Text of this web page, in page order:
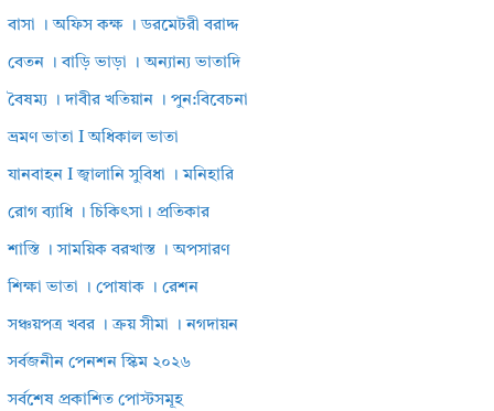
বাসা । অফিস কক্ষ । ডরমেটরী বরাদ্দ
বেতন । বাড়ি ভাড়া । অন্যান্য ভাতাদি
বৈষম্য । দাবীর খতিয়ান । পুন:বিবেচনা
ভ্রমণ ভাতা I অধিকাল ভাতা
যানবাহন I জ্বালানি সুবিধা । মনিহারি
রোগ ব্যাধি । চিকিৎসা। প্রতিকার
শাস্তি । সাময়িক বরখাস্ত । অপসারণ
শিক্ষা ভাতা । পোষাক । রেশন
সঞ্চয়পত্র খবর । ক্রয় সীমা । নগদায়ন
সর্বজনীন পেনশন স্কিম ২০২৬
সর্বশেষ প্রকাশিত পোস্টসমূহ